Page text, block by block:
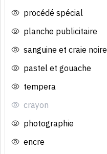
procédé spécial
planche publicitaire
sanguine et craie noire
pastel et gouache
tempera
crayon
photographie
encre